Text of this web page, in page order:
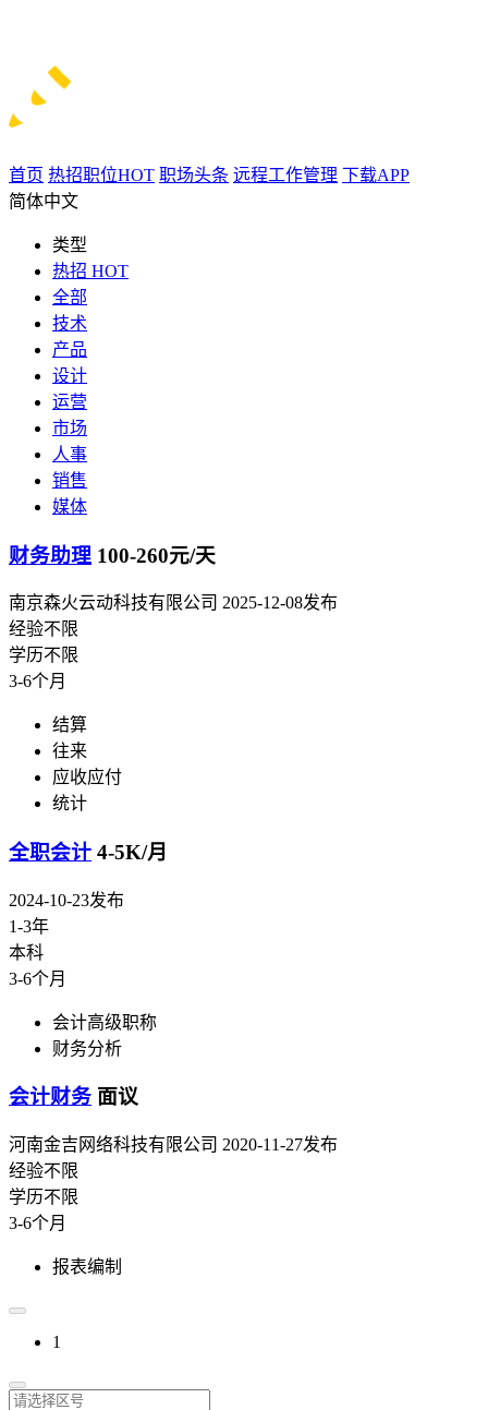
首页 热招职位HOT 职场头条 远程工作管理 下载APP
简体中文
类型
热招 HOT
全部
技术
产品
设计
运营
市场
人事
销售
媒体
财务助理 100-260元/天
南京森火云动科技有限公司 2025-12-08发布
经验不限
学历不限
3-6个月
结算
往来
应收应付
统计
全职会计 4-5K/月
2024-10-23发布
1-3年
本科
3-6个月
会计高级职称
财务分析
会计财务 面议
河南金吉网络科技有限公司 2020-11-27发布
经验不限
学历不限
3-6个月
报表编制
1